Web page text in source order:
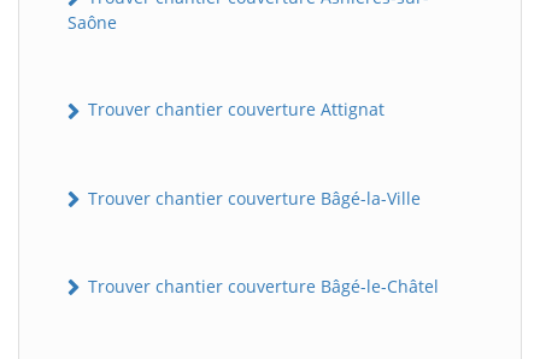
Saône
Trouver chantier couverture Attignat
Trouver chantier couverture Bâgé-la-Ville
Trouver chantier couverture Bâgé-le-Châtel